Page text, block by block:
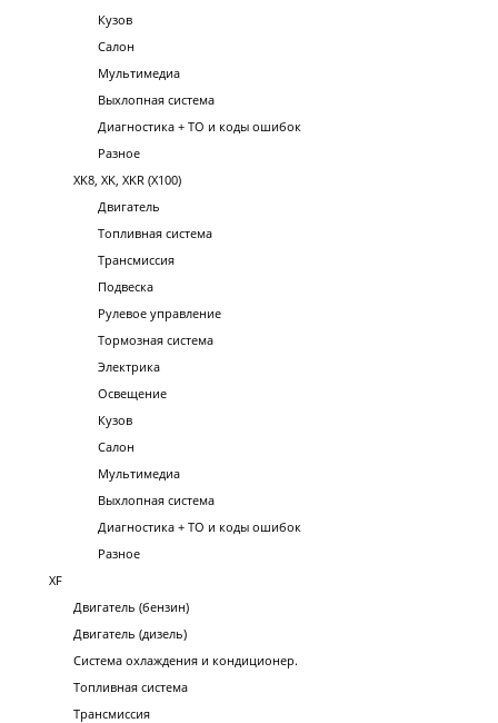
Кузов
Салон
Мультимедиа
Выхлопная система
Диагностика + ТО и коды ошибок
Разное
XK8, XK, XKR (X100)
Двигатель
Топливная система
Трансмиссия
Подвеска
Рулевое управление
Тормозная система
Электрика
Освещение
Кузов
Салон
Мультимедиа
Выхлопная система
Диагностика + ТО и коды ошибок
Разное
XF
Двигатель (бензин)
Двигатель (дизель)
Система охлаждения и кондиционер.
Топливная система
Трансмиссия